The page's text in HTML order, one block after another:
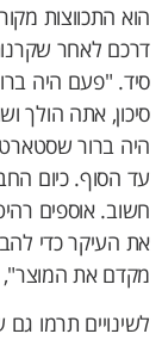
הוא התכווצות
דרכם לאחר
סיד. "פעם היה
סיכון, אתה הולך
היה ברור
עד הסוף. כיום
חשוב. אוספים
את העיקר כדי
מקדם את המוצר",
לשינויים תרמו גם